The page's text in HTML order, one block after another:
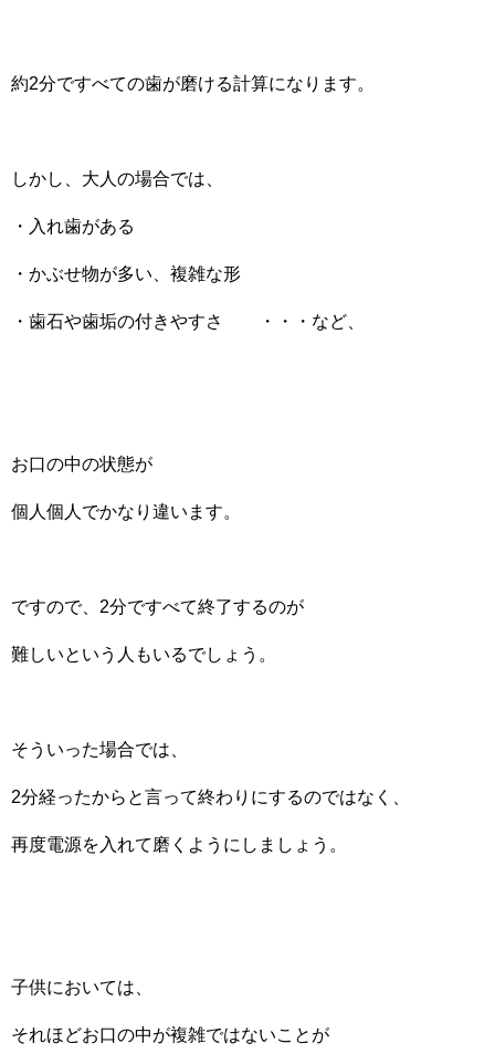
約2分ですべての歯が磨ける計算になります。
しかし、大人の場合では、
・入れ歯がある
・かぶせ物が多い、複雑な形
・歯石や歯垢の付きやすさ ・・・など、
お口の中の状態が
個人個人でかなり違います。
ですので、2分ですべて終了するのが
難しいという人もいるでしょう。
そういった場合では、
2分経ったからと言って終わりにするのではなく、
再度電源を入れて磨くようにしましょう。
子供においては、
それほどお口の中が複雑ではないことが